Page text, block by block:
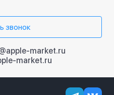
звонок
market.ru
market.ru